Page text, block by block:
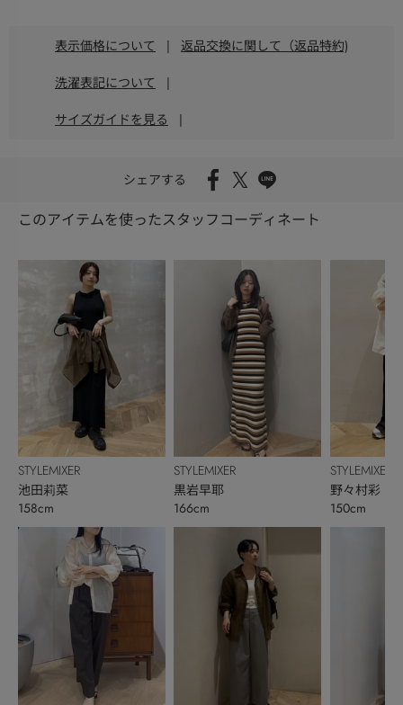
表示価格について | 返品交換に関して（返品特約)
洗濯表記について |
サイズガイドを見る |
シェアする
このアイテムを使ったスタッフコーディネート
STYLEMIXER
池田莉菜
158cm
STYLEMIXER
黒岩早耶
166cm
STYLEMIXER
野々村彩
150cm